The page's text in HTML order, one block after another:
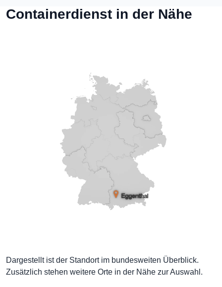
Containerdienst in der Nähe
Dargestellt ist der Standort im bundesweiten Überblick.
Zusätzlich stehen weitere Orte in der Nähe zur Auswahl.